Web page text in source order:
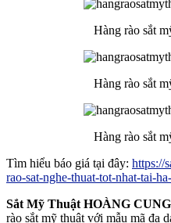
Hàng rào sắt
Hàng rào sắt
Hàng rào sắt
Tìm hiểu báo giá tại đây: https://
rao-sat-nghe-thuat-tot-nhat-tai-
Sắt Mỹ Thuật HOÀNG CUNG
rào sắt mỹ thuật với mẫu mã đa